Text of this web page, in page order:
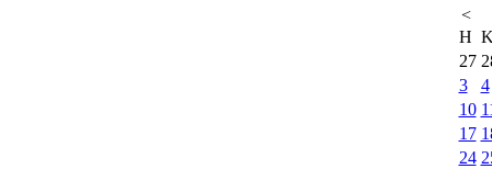
<
H
27
3
4
10
17
24